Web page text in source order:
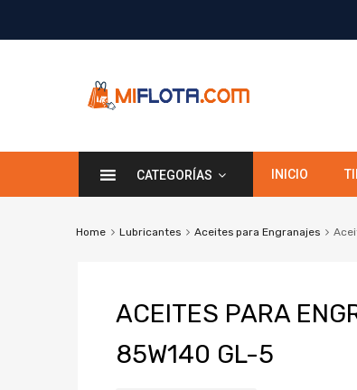
CATEGORÍAS INICIO
Home Lubricantes Aceites para Engranajes
ACEITES PARA
85W140 GL-5